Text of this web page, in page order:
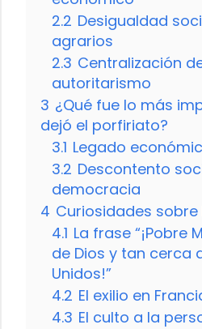
2.2 Desigualdad
agrarios
2.3 Centralización
autoritarismo
3 ¿Qué fue lo más
dejó el porfiriato?
3.1 Legado
3.2 Descontento
democracia
4 Curiosidades sobre
4.1 La frase “¡Pobre
de Dios y tan cerca
Unidos!”
4.2 El exilio en
4.3 El culto a la